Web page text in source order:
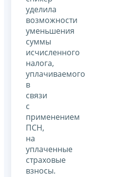
уделила
возможности
уменьшения
суммы
исчисленного
налога,
уплачиваемого
в
связи
с
применением
ПСН,
на
уплаченные
страховые
взносы.